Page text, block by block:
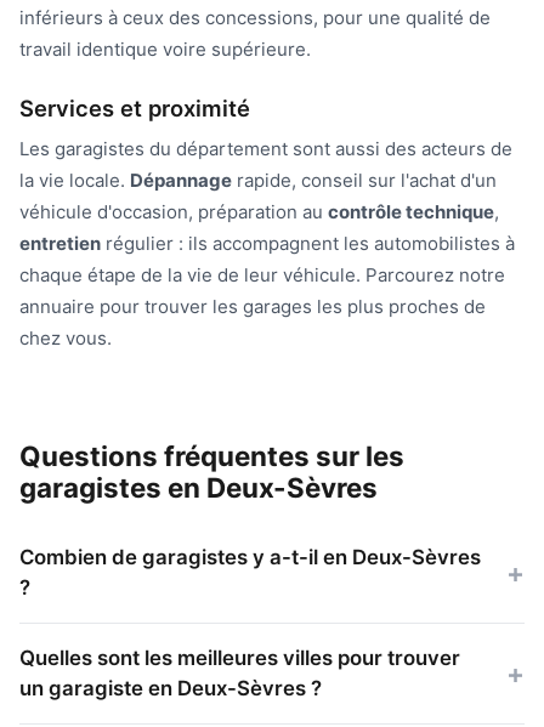
inférieurs à ceux des concessions, pour une qualité de
travail identique voire supérieure.
Services et proximité
Les garagistes du département sont aussi des acteurs de
la vie locale. Dépannage rapide, conseil sur l'achat d'un
véhicule d'occasion, préparation au contrôle technique,
entretien régulier : ils accompagnent les automobilistes à
chaque étape de la vie de leur véhicule. Parcourez notre
annuaire pour trouver les garages les plus proches de
chez vous.
Questions fréquentes sur les
garagistes en Deux-Sèvres
Combien de garagistes y a-t-il en Deux-Sèvres
?
Quelles sont les meilleures villes pour trouver
un garagiste en Deux-Sèvres ?